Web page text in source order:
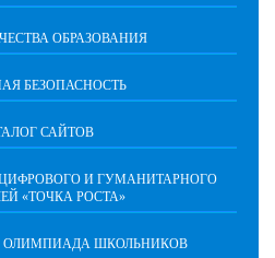
ОБРАЗОВАНИЯ
БЕЗОПАСНОСТЬ
САЙТОВ
И ГУМАНИТАРНОГО
«ТОЧКА РОСТА»
ОЛИМПИАДА ШКОЛЬНИКОВ